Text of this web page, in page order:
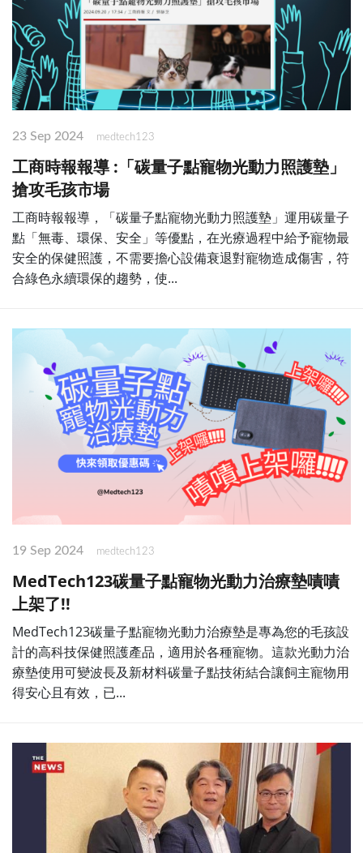
23 Sep 2024 medtech123
工商時報報導 :「碳量子點寵物光動力照護墊」
搶攻毛孩市場
工商時報報導，「碳量子點寵物光動力照護墊」運用碳量子
點「無毒、環保、安全」等優點，在光療過程中給予寵物最
安全的保健照護，不需要擔心設備衰退對寵物造成傷害，符
合綠色永續環保的趨勢，使...
19 Sep 2024 medtech123
MedTech123碳量子點寵物光動力治療墊嘖嘖
上架了!!
MedTech123碳量子點寵物光動力治療墊是專為您的毛孩設
計的高科技保健照護產品，適用於各種寵物。這款光動力治
療墊使用可變波長及新材料碳量子點技術結合讓飼主寵物用
得安心且有效，已...